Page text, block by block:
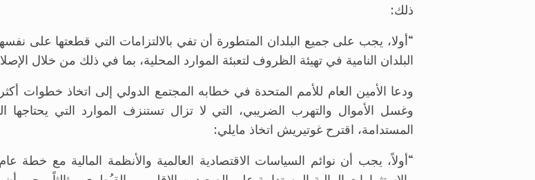
ذلك:
“أولا، يجب على جميع البلدان المتطورة أن تفي بالالتزامات التي قطعتها على
البلدان النامية في تهيئة الظروف لتعبئة الموارد المحلية، بما في ذلك من خلال
ودعا الأمين العام للأمم المتحدة في خطابه المجتمع الدولي إلى اتخاذ خطوات
وغسل الأموال والتهرب الضريبي، التي لا تزال تستنزف الموارد التي
المستدامة، اقترح غوتيريش اتخاذ مايلي: